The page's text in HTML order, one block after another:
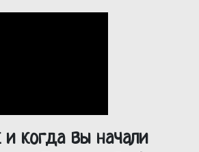
и когда вы начали